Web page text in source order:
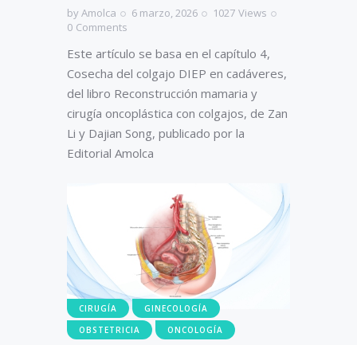
byAmolca 6 marzo, 2026 1027 Views
0 Comments
Este artículo se basa en el capítulo 4,
Cosecha del colgajo DIEP en cadáveres,
del libro Reconstrucción mamaria y
cirugía oncoplástica con colgajos, de Zan
Li y Dajian Song, publicado por la
Editorial Amolca
CIRUGÍA
GINECOLOGÍA
OBSTETRICIA
ONCOLOGÍA